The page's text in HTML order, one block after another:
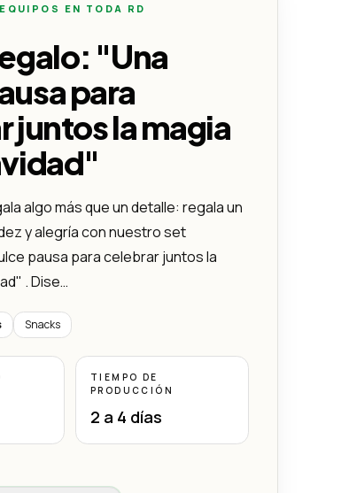
Kits empresariales personalizado con logo
juntos la magia de la Navidad" - Lemon Creativo
EN TODA RD
"Una
para
juntos la magia
algo más que un detalle: regala un
y alegría con nuestro set
pausa para celebrar juntos la
. Dise…
Snacks
TIEMPO DE
PRODUCCIÓN
2 a 4 días